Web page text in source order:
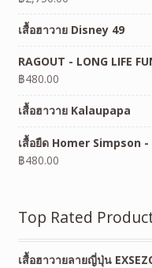
เสื้อฮาวาย Disney 49
RAGOUT - LONG LIFE
฿480.00
เสื้อฮาวาย Kalaupapa
เสื้อยืด Homer Simpson
฿480.00
Top Rated
เสื้อฮาวายลายญี่ปุ่น